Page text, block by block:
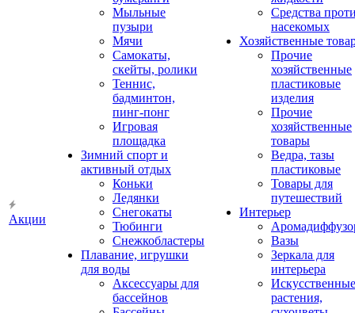
Акции
Мыльные
пузыри
Мячи
Самокаты,
скейты, ролики
Теннис,
бадминтон,
пинг-понг
Игровая
площадка
Зимний спорт и
активный отдых
Коньки
Ледянки
Снегокаты
Тюбинги
Снежкобластеры
Плавание, игрушки
для воды
Аксессуары для
бассейнов
Средства
насекомых
Хозяйственные
Прочие
хозяйственные
пластиковые
изделия
Прочие
хозяйственные
товары
Ведра, тазы
пластиковые
Товары для
путешествий
Интерьер
Вазы
Зеркала для
интерьера
Искусственные
растения,